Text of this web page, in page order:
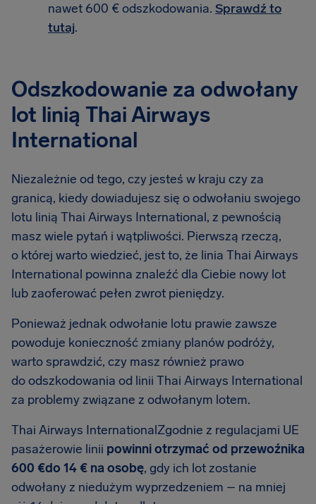
nawet 600 € odszkodowania. Sprawdź to
tutaj.
Odszkodowanie za odwołany
lot linią Thai Airways
International
Niezależnie od tego, czy jesteś w kraju czy za
granicą, kiedy dowiadujesz się o odwołaniu swojego
lotu linią Thai Airways International, z pewnością
masz wiele pytań i wątpliwości. Pierwszą rzeczą,
o której warto wiedzieć, jest to, że linia Thai Airways
International powinna znaleźć dla Ciebie nowy lot
lub zaoferować pełen zwrot pieniędzy.
Ponieważ jednak odwołanie lotu prawie zawsze
powoduje konieczność zmiany planów podróży,
warto sprawdzić, czy masz również prawo
do odszkodowania od linii Thai Airways International
za problemy związane z odwołanym lotem.
Thai Airways InternationalZgodnie z regulacjami UE
pasażerowie linii powinni otrzymać od przewoźnika
600 €do 14 € na osobę, gdy ich lot zostanie
odwołany z niedużym wyprzedzeniem – na mniej